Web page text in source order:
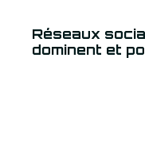
Réseaux
dominent et